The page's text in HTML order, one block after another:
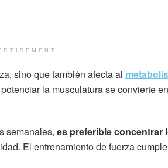
sino que también afecta al
la musculatura se convierte
semanales, es preferible concentrar
El entrenamiento de fuerza